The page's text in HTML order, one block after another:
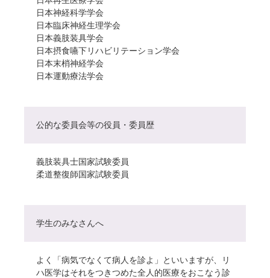
日本神経科学学会
日本臨床神経生理学会
日本義肢装具学会
日本摂食嚥下リハビリテーション学会
日本末梢神経学会
日本運動療法学会
公的な委員会等の役員・委員歴
義肢装具士国家試験委員
柔道整復師国家試験委員
学生のみなさんへ
よく「病気でなくて病人を診よ」といいますが、リ
ハ医学はそれをつきつめた全人的医療をおこなう診